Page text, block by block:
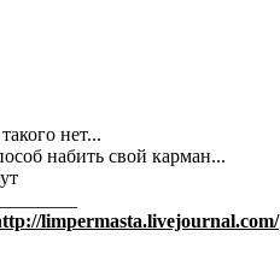
нет...
набить свой карман...
limpermasta.livejournal.com/